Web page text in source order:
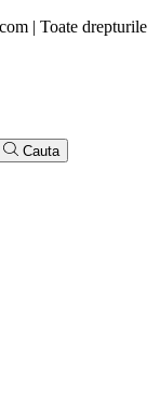
| Toate drepturile
Cauta